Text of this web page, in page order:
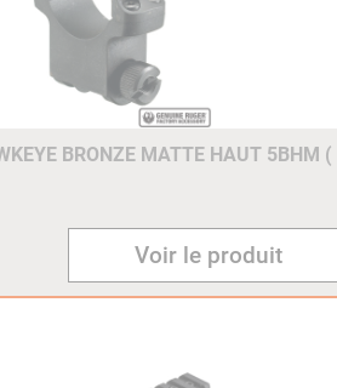
BRONZE MATTE HAUT 5BHM (
Voir le produit